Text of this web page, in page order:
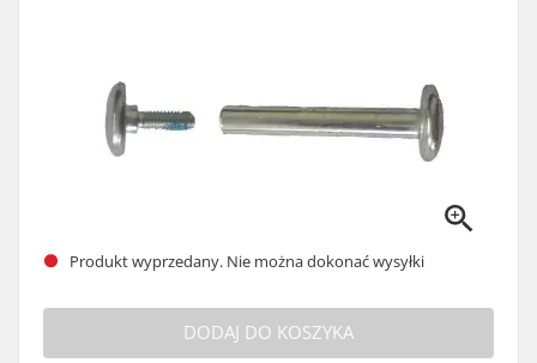
Produkt wyprzedany. Nie można dokonać wysyłki
DODAJ DO KOSZYKA